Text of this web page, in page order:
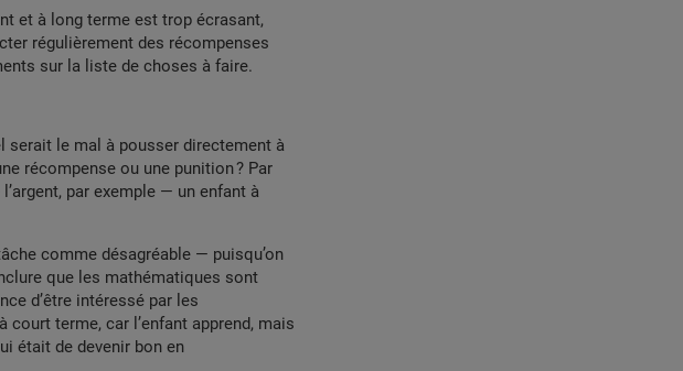
et à long terme est trop écrasant,
régulièrement des récompenses
sur la liste de choses à faire.
serait le mal à pousser directement à
récompense ou une punition ? Par
par exemple — un enfant à
comme désagréable — puisqu’on
que les mathématiques sont
d’être intéressé par les
terme, car l’enfant apprend, mais
était de devenir bon en